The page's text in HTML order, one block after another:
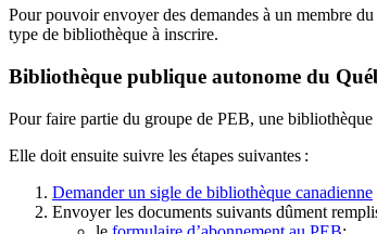
Pour pouvoir envoyer des demandes à un membre
type de bibliothèque à inscrire.
Bibliothèque publique autonome du
Pour faire partie du groupe de PEB, une
Elle doit ensuite suivre les étapes suivantes :
Demander un sigle de bibliothèque canadienne
Envoyer les documents suivants dûment